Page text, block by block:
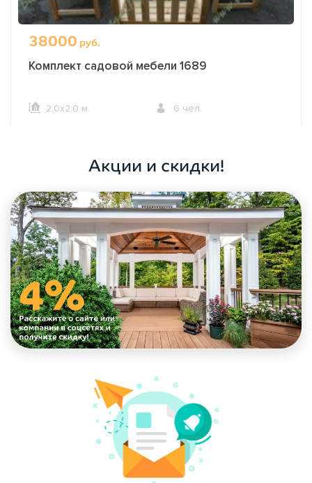
38000 руб.
Комплект садовой мебели 1689
2,0х2,0 м. 6 чел.
Акции и скидки!